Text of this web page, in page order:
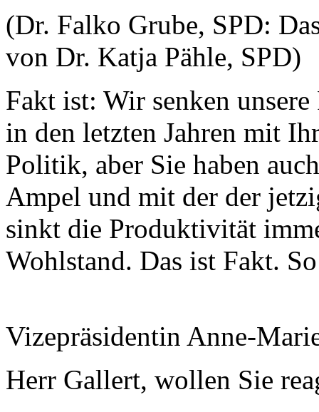
(Dr. Falko Grube, SPD:
von Dr. Katja Pähle, SPD)
Fakt ist: Wir senken
in den letzten Jahren mit
Politik, aber Sie haben
Ampel und mit der der
sinkt die Produktivität
Wohlstand. Das ist Fakt.
Vizepräsidentin Anne-
Herr Gallert, wollen Sie